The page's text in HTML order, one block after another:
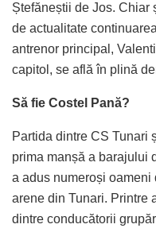
Ștefăneștii de Jos. Chiar
de actualitate
antrenor principal,
capitol, se află în plină
Să fie Costel Pană?
Partida dintre CS Tunari
prima manșă a barajului
a adus numeroși
arene din Tunari. Printre
dintre conducătorii